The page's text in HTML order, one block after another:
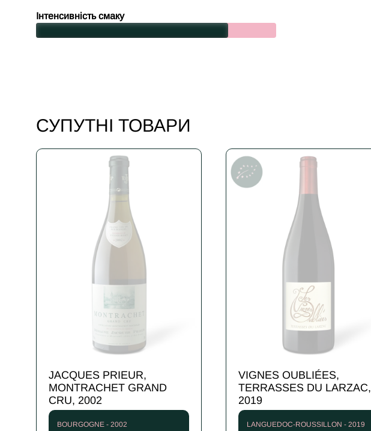
Інтенсивність смаку
СУПУТНІ ТОВАРИ
JACQUES PRIEUR,
MONTRACHET GRAND
CRU, 2002
BOURGOGNE - 2002
VIGNES OUBLIÉES,
TERRASSES DU LARZAC,
2019
LANGUEDOC-ROUSSILLON - 2019